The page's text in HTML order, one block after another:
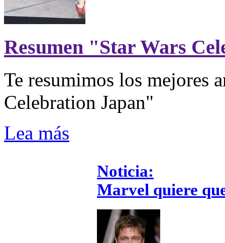
Resumen "Star Wars
Te resumimos los mejores
Celebration Japan"
Lea más
Noticia:
Marvel quiere